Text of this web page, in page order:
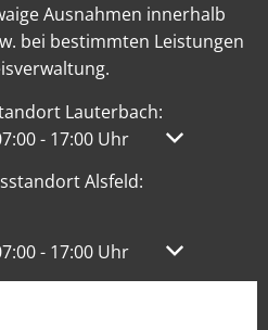
Ausnahmen innerhalb
bei bestimmten Leistungen
Lauterbach:
Öffnungs- oder
- 17:00Uhr
Von 07:00
Alsfeld:
Öffnungs- oder
- 17:00Uhr Von 07:00